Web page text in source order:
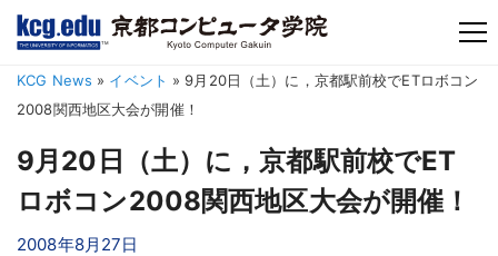
TM
KCG News » イベント »9月20日（土）に，京都駅前校でETロボコン
2008関西地区大会が開催！
9月20日（土）に，京都駅前校でET
ロボコン2008関西地区大会が開催！
2008年8月27日